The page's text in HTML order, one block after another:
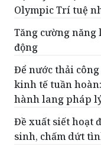
Olympic Trí tuệ
Tăng cường
động
Để nước thải
kinh tế tuần
hành lang pháp
Đề xuất siết hoạt
sinh, chấm dứt